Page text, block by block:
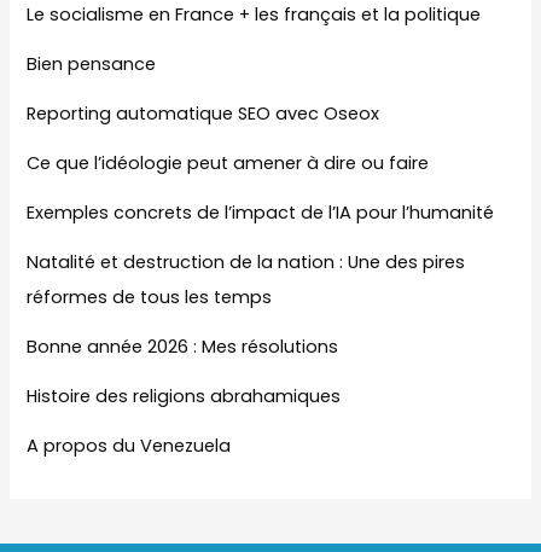
Le socialisme en France + les français et la politique
Bien pensance
Reporting automatique SEO avec Oseox
Ce que l’idéologie peut amener à dire ou faire
Exemples concrets de l’impact de l’IA pour l’humanité
Natalité et destruction de la nation : Une des pires
réformes de tous les temps
Bonne année 2026 : Mes résolutions
Histoire des religions abrahamiques
A propos du Venezuela